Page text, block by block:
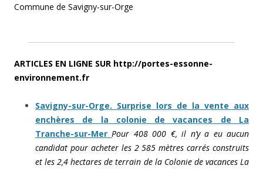
Commune de Savigny-sur-Orge
ARTICLES EN LIGNE SUR http://portes-essonne-
environnement.fr
Savigny-sur-Orge. Surprise lors de la vente aux
enchères de la colonie de vacances de La
Tranche-sur-MerPour 408 000 €, il n’y a eu aucun
candidat pour acheter les 2 585 mètres carrés construits
et les 2,4 hectares de terrain de la Colonie de vacances La